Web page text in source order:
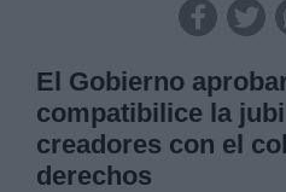
El Gobierno
compatibilice la
creadores con el
derechos
Legitimación: